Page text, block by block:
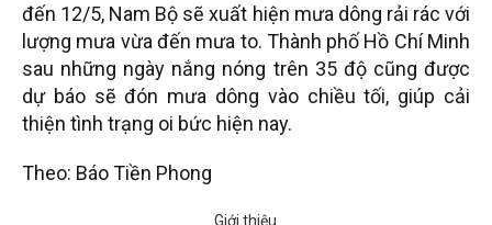
đến 12/5, Nam Bộ sẽ xuất hiện mưa dông rải rác với
lượng mưa vừa đến mưa to. Thành phố Hồ Chí Minh
sau những ngày nắng nóng trên 35 độ cũng được
dự báo sẽ đón mưa dông vào chiều tối, giúp cải
thiện tình trạng oi bức hiện nay.
Theo: Báo Tiền Phong